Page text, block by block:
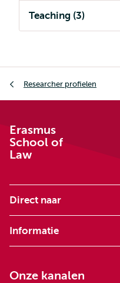
Teaching (3)
Researcher profielen
Erasmus
School of
Law
Direct naar
Informatie
Onze kanalen